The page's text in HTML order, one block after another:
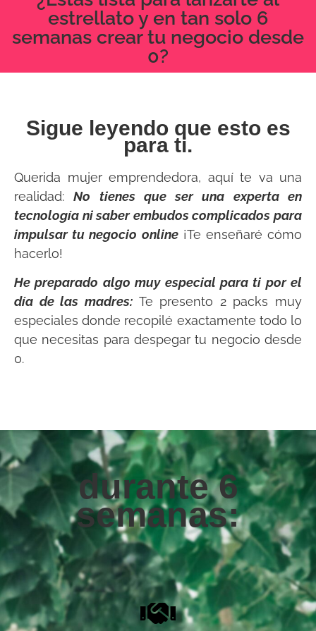
estrellato y en tan solo 6
semanas crear tu negocio desde
0?
Sigue leyendo que esto es
para ti.
Querida mujer emprendedora, aquí te va una
realidad:No tienes que ser una experta en
tecnología ni saber embudos complicados para
impulsar tu negocio online¡Te enseñaré cómo
hacerlo!
He preparado algo muy especial para ti por el
día de las madres:Te presento 2 packs muy
especiales donde recopilé exactamente todo lo
que necesitas para despegar tu negocio desde
0.
durante 6
semanas: